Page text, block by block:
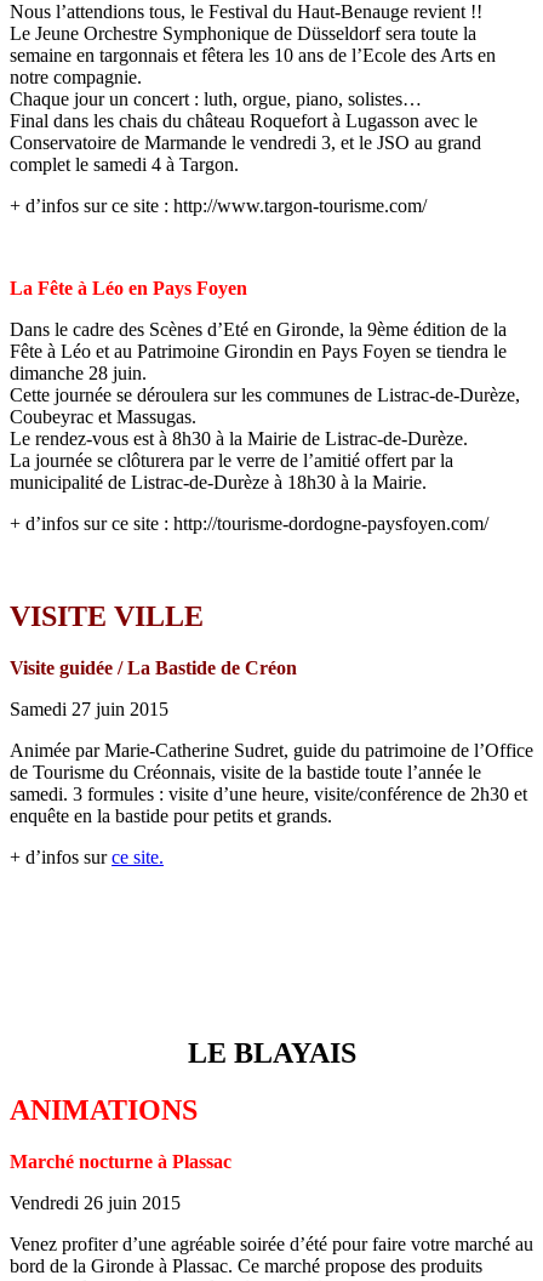
Nous l’attendions tous, le Festival du Haut-Benauge revient !!
Le Jeune Orchestre Symphonique de Düsseldorf sera toute la
semaine en targonnais et fêtera les 10 ans de l’Ecole des Arts en
notre compagnie.
Chaque jour un concert : luth, orgue, piano, solistes…
Final dans les chais du château Roquefort à Lugasson avec le
Conservatoire de Marmande le vendredi 3, et le JSO au grand
complet le samedi 4 à Targon.
+ d’infos sur ce site : http://www.targon-tourisme.com/
La Fête à Léo en Pays Foyen
Dans le cadre des Scènes d’Eté en Gironde, la 9ème édition de la
Fête à Léo et au Patrimoine Girondin en Pays Foyen se tiendra le
dimanche 28 juin.
Cette journée se déroulera sur les communes de Listrac-de-Durèze,
Coubeyrac et Massugas.
Le rendez-vous est à 8h30 à la Mairie de Listrac-de-Durèze.
La journée se clôturera par le verre de l’amitié offert par la
municipalité de Listrac-de-Durèze à 18h30 à la Mairie.
+ d’infos sur ce site : http://tourisme-dordogne-paysfoyen.com/
VISITE VILLE
Visite guidée / La Bastide de Créon
Samedi 27 juin 2015
Animée par Marie-Catherine Sudret, guide du patrimoine de l’Office
de Tourisme du Créonnais, visite de la bastide toute l’année le
samedi. 3 formules : visite d’une heure, visite/conférence de 2h30 et
enquête en la bastide pour petits et grands.
+ d’infos surce site.
LE BLAYAIS
ANIMATIONS
Marché nocturne à Plassac
Vendredi 26 juin 2015
Venez profiter d’une agréable soirée d’été pour faire votre marché au
bord de la Gironde à Plassac. Ce marché propose des produits